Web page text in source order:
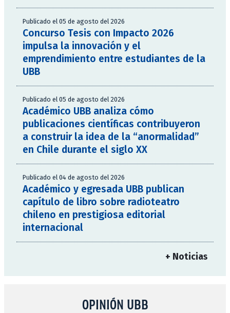
Publicado el 05 de agosto del 2026
Concurso Tesis con Impacto 2026
impulsa la innovación y el
emprendimiento entre estudiantes de la
UBB
Publicado el 05 de agosto del 2026
Académico UBB analiza cómo
publicaciones científicas contribuyeron
a construir la idea de la “anormalidad”
en Chile durante el siglo XX
Publicado el 04 de agosto del 2026
Académico y egresada UBB publican
capítulo de libro sobre radioteatro
chileno en prestigiosa editorial
internacional
+ Noticias
OPINIÓN UBB